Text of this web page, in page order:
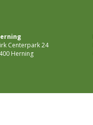
Centerpark 24
Herning